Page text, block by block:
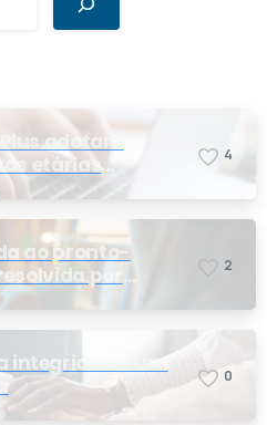
adotam
etárias
ANS e do STF
4
ao pronto-
por
2
integridade: um
0